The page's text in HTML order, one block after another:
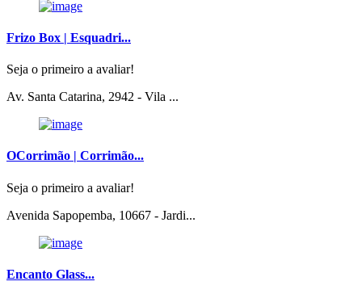
Frizo Box | Esquadri...
Seja o primeiro a avaliar!
Av. Santa Catarina, 2942 - Vila ...
OCorrimão | Corrimão...
Seja o primeiro a avaliar!
Avenida Sapopemba, 10667 - Jardi...
Encanto Glass...